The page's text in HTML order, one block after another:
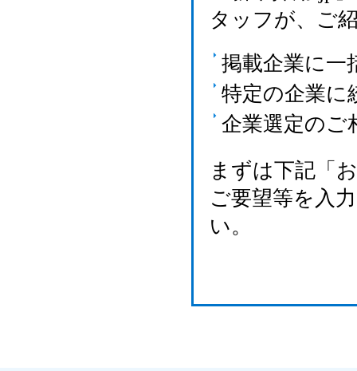
タッフが、ご
掲載企業に一
特定の企業に
企業選定のご
まずは下記「
ご要望等を入
い。